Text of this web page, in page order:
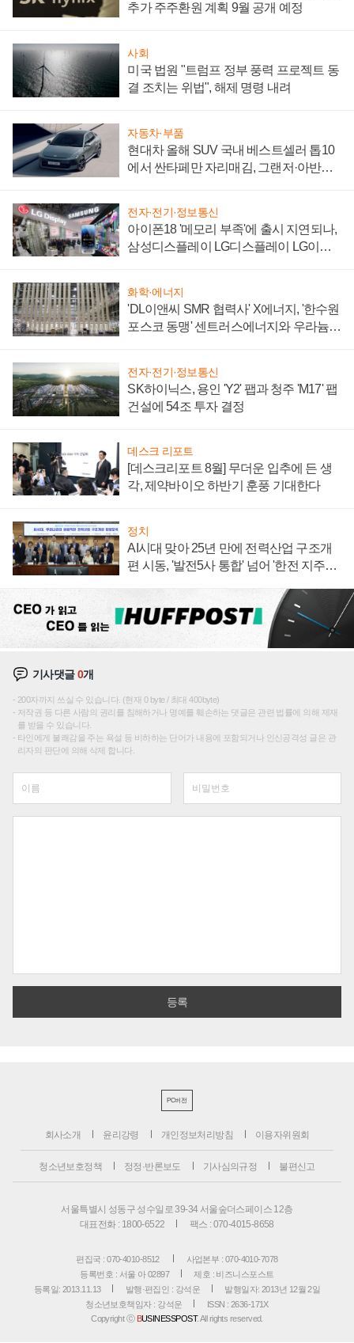
추가 주주환원 계획 9월 공개 예정
사회
미국 법원 "트럼프 정부 풍력 프로젝트 동
결 조치는 위법", 해제 명령 내려
자동차·부품
현대차 올해 SUV 국내 베스트셀러 톱10
에서 싼타페만 자리매김, 그랜저·아반떼
전자·전기·정보통신
아이폰18 '메모리 부족'에 출시 지연되나,
삼성디스플레이 LG디스플레이 LG이노
화학·에너지
'DL이앤씨 SMR 협력사' X에너지, '한수원
포스코 동맹' 센트러스에너지와 우라늄
전자·전기·정보통신
SK하이닉스, 용인 'Y2' 팹과 청주 'M17' 팹
건설에 54조 투자 결정
데스크 리포트
[데스크리포트 8월] 무더운 입추에 든 생
각, 제약바이오 하반기 훈풍 기대한다
정치
AI시대 맞아 25년 만에 전력산업 구조개
편 시동, '발전5사 통합' 넘어 '한전 지주사'
기사댓글0개
200자까지 쓰실 수 있습니다. (현재 0 byte / 최대 400byte)
저작권 등 다른 사람의 권리를 침해하거나 명예를 훼손하는 댓글은 관련 법률에 의해 제재
를 받을 수 있습니다.
타인에게 불쾌감을 주는 욕설 등 비하하는 단어가 내용에 포함되거나 인신공격성 글은 관
리자의 판단에 의해 삭제 합니다.
PC버전
회사소개 윤리강령 개인정보처리방침 이용자위원회
청소년보호정책 정정·반론보도 기사심의규정 불편신고
서울특별시 성동구 성수일로 39-34 서울숲더스페이스 12층
대표전화 : 1800-6522
팩스 : 070-4015-8658
편집국 : 070-4010-8512
사업본부 : 070-4010-7078
등록번호 : 서울 아 02897
제호 : 비즈니스포스트
등록일: 2013.11.13
발행·편집인 : 강석운
발행일자: 2013년 12월 2일
청소년보호책임자 : 강석운
ISSN : 2636-171X
Copyright ⓒ BUSINESSPOST. All rights reserved.